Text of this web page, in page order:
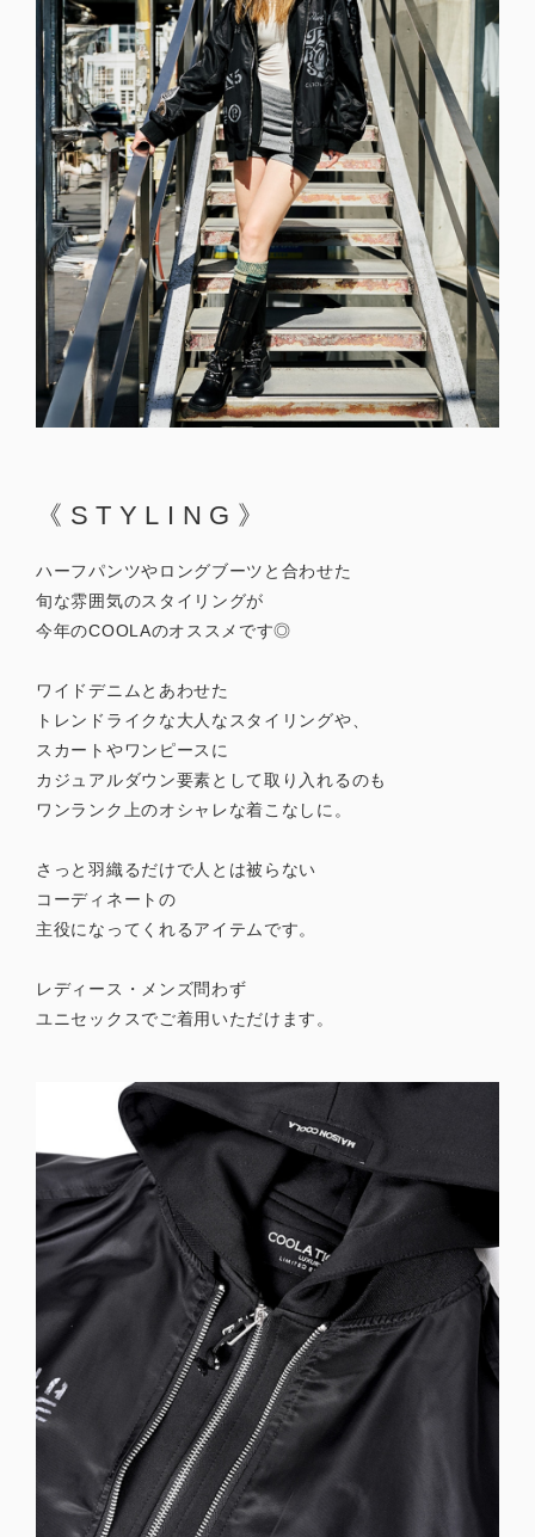
《STYLING》
ハーフパンツやロングブーツと合わせた
旬な雰囲気のスタイリングが
今年のCOOLAのオススメです◎
ワイドデニムとあわせた
トレンドライクな大人なスタイリングや、
スカートやワンピースに
カジュアルダウン要素として取り入れるのも
ワンランク上のオシャレな着こなしに。
さっと羽織るだけで人とは被らない
コーディネートの
主役になってくれるアイテムです。
レディース・メンズ問わず
ユニセックスでご着用いただけます。